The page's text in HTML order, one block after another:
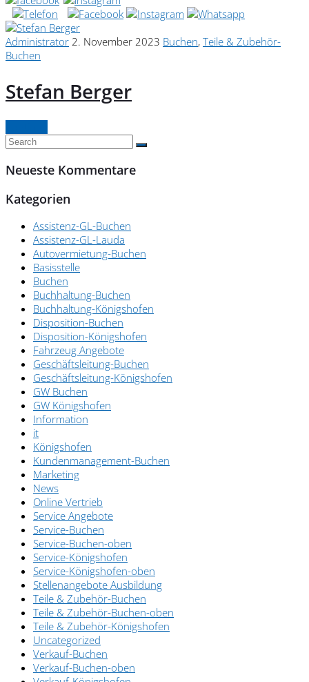
Administrator 2. November 2023 Buchen, Teile & Zubehör-
Buchen
Stefan Berger
Neueste Kommentare
Kategorien
Assistenz-GL-Buchen
Assistenz-GL-Lauda
Autovermietung-Buchen
Basisstelle
Buchen
Buchhaltung-Buchen
Buchhaltung-Königshofen
Disposition-Buchen
Disposition-Königshofen
Fahrzeug Angebote
Geschäftsleitung-Buchen
Geschäftsleitung-Königshofen
GW Buchen
GW Königshofen
Information
it
Königshofen
Kundenmanagement-Buchen
Marketing
News
Online Vertrieb
Service Angebote
Service-Buchen
Service-Buchen-oben
Service-Königshofen
Service-Königshofen-oben
Stellenangebote Ausbildung
Teile & Zubehör-Buchen
Teile & Zubehör-Buchen-oben
Teile & Zubehör-Königshofen
Uncategorized
Verkauf-Buchen
Verkauf-Buchen-oben